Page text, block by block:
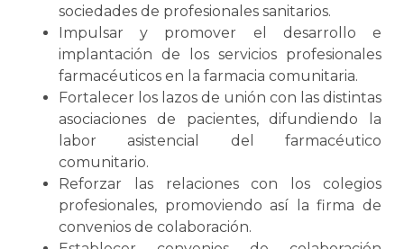
sociedades de profesionales sanitarios.
Impulsar y promover el desarrollo e
implantación de los servicios profesionales
farmacéuticos en la farmacia comunitaria.
Fortalecer los lazos de unión con las distintas
asociaciones de pacientes, difundiendo la
labor asistencial del farmacéutico
comunitario.
Reforzar las relaciones con los colegios
profesionales, promoviendo así la firma de
convenios de colaboración.